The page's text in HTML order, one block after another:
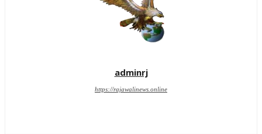
adminrj
https://rajawalinews.online